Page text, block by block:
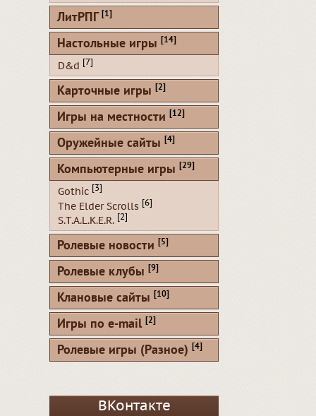
ЛитРПГ [1]
Настольные игры [14]
D&d [7]
Карточные игры [2]
Игры на местности [12]
Оружейные сайты [4]
Компьютерные игры [29]
Gothic [3]
The Elder Scrolls [6]
S.T.A.L.K.E.R. [2]
Ролевые новости [5]
Ролевые клубы [9]
Клановые сайты [10]
Игры по e-mail [2]
Ролевые игры (Разное) [4]
ВКонтакте